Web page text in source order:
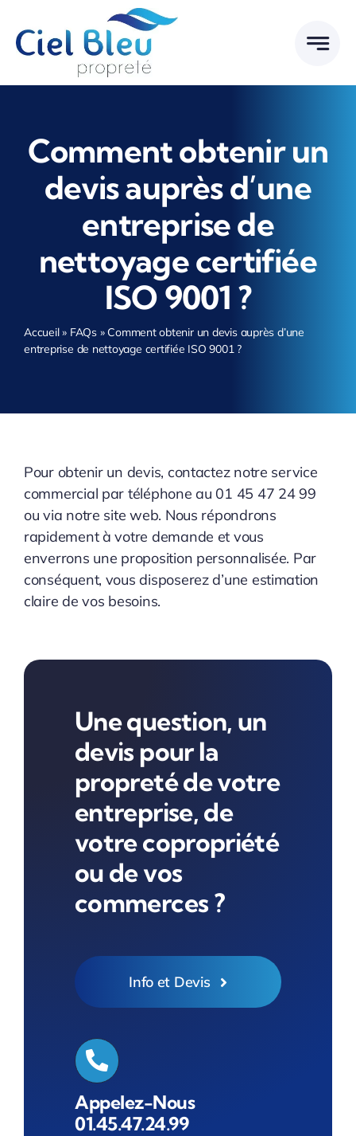
contenu
Comment obtenir un
devis auprès d’une
entreprise de
nettoyage certifiée
ISO 9001 ?
Accueil» FAQs»Comment obtenir un devis auprès d’une
entreprise de nettoyage certifiée ISO 9001 ?
Pour obtenir un devis, contactez notre service
commercial par téléphone au 01 45 47 24 99
ou via notre site web. Nous répondrons
rapidement à votre demande et vous
enverrons une proposition personnalisée. Par
conséquent, vous disposerez d’une estimation
claire de vos besoins.
Une question, un
devis pour la
propreté de votre
entreprise, de
votre copropriété
ou de vos
commerces ?
Info et Devis
Appelez-Nous
01.45.47.24.99